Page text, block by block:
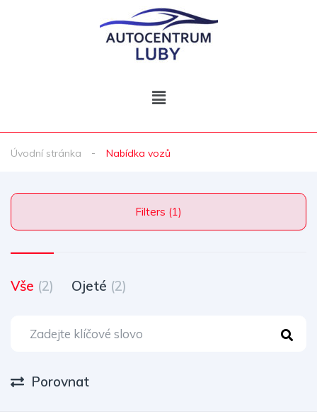
Úvodní stránka Nabídka vozů
Filters (1)
Vše (2) Ojeté (2)
Porovnat